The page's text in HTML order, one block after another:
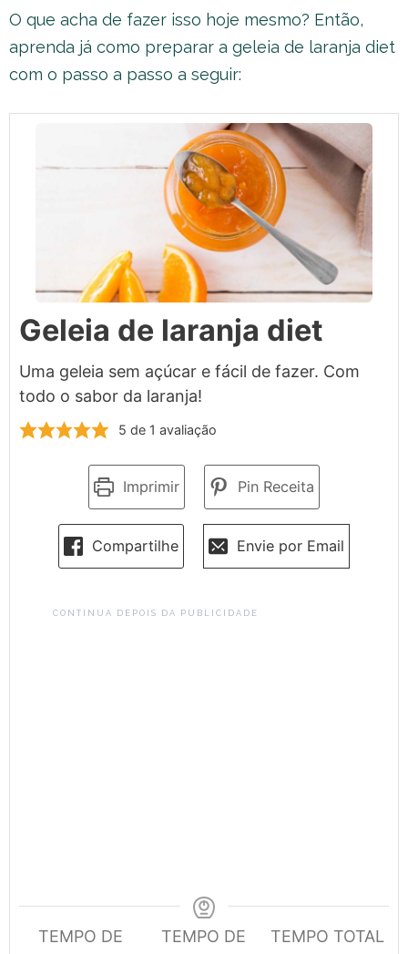
O que acha de fazer isso hoje mesmo? Então,
aprenda já como preparar a geleia de laranja diet
com o passo a passo a seguir:
Geleia de laranja diet
Uma geleia sem açúcar e fácil de fazer. Com
todo o sabor da laranja!
5 de 1 avaliação
Imprimir Pin Receita
Compartilhe Envie por Email
CONTINUA DEPOIS DA PUBLICIDADE
TEMPO DE
TEMPO DE
TEMPO TOTAL